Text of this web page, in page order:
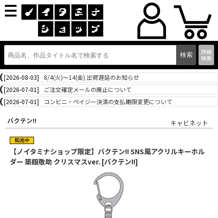
詳細
検索
[2026-08-03]
8/4(火)～14(金) 出荷遅延のお知らせ
[2026-07-01]
ご注文確定メールの廃止について
[2026-07-01]
コンビニ・ペイジー決済の支払期限変更について
バクテン!! キャビネット
【ノイタミナショップ限定】バクテン!! SNS風アクリルキーホル
ダー 築館敬助 クリスマスver. [バクテン!!]